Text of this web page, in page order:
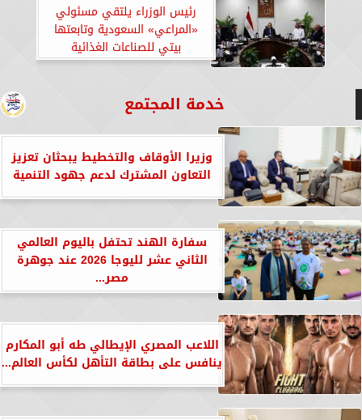
رئيس الوزراء يلتقي مسئولي
«المراعي» السعودية وتابعتها
بيتي للصناعات الغذائية
خدمة المجتمع
وزيرا الأوقاف والتخطيط يبحثان تعزيز
التعاون المشترك لدعم جهود التنمية
سفارة الهند تحتفل باليوم العالمي
الثاني عشر لليوجا 2026 عند جوهرة
مصر...
اللاعب المصري الإيطالي طه أبو المكارم
ينافس على بطاقة التأهل لكأس العالم...